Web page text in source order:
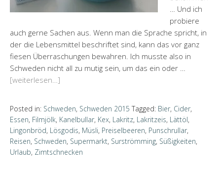
… Und ich
probiere
auch gerne Sachen aus. Wenn man die Sprache spricht, in
der die Lebensmittel beschriftet sind, kann das vor ganz
fiesen Überraschungen bewahren. Ich musste also in
Schweden nicht all zu mutig sein, um das ein oder …
[weiterlesen…]
Posted in: Schweden, Schweden 2015 Tagged: Bier, Cider,
Essen, Filmjölk, Kanelbullar, Kex, Lakritz, Lakritzeis, Lättöl,
Lingonbröd, Lösgodis, Müsli, Preiselbeeren, Punschrullar,
Reisen, Schweden, Supermarkt, Surströmming, Süßigkeiten,
Urlaub, Zimtschnecken